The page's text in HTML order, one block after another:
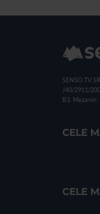
SENSO TV
J40/2911/
B3, Mezanin
CELE
CELE